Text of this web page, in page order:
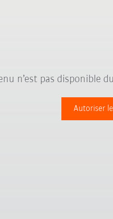
n’est pas disponible
Autoriser